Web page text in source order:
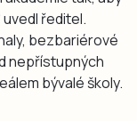
ředitel.
bezbariérové
nepřístupných
bývalé školy.